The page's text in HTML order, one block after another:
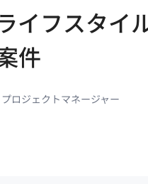
イフスタイ
件
ロジェクトマネージャー